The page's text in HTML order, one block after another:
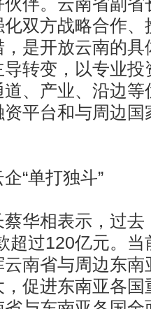
双方战略合作
是开放云南的
转变，以专业
、产业、沿边
平台和与周边
“单打独斗”
华相表示，过去
超过120亿元。
南省与周边东
促进东南亚各